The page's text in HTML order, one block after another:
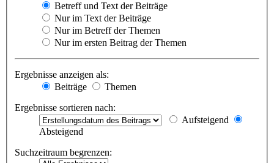
Betreff und Text der Beiträge
Nur im Text der Beiträge
Nur im Betreff der Themen
Nur im ersten Beitrag der Themen
Ergebnisse anzeigen als:
Beiträge
Themen
Ergebnisse sortieren nach:
Aufsteigend
Absteigend
Suchzeitraum begrenzen: